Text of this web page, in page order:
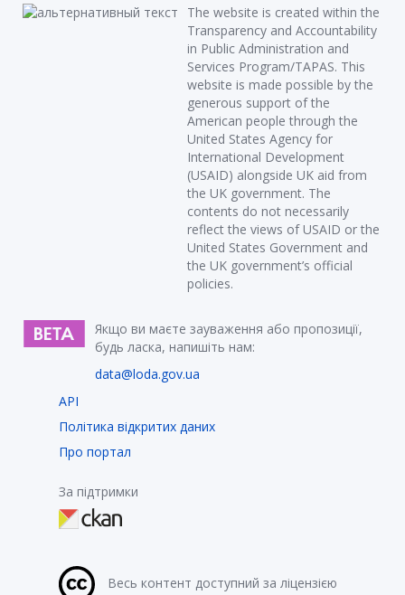
The website is created within the
Transparency and Accountability
in Public Administration and
Services Program/TAPAS. This
website is made possible by the
generous support of the
American people through the
United States Agency for
International Development
(USAID) alongside UK aid from
the UK government. The
contents do not necessarily
reflect the views of USAID or the
United States Government and
the UK government’s official
policies.
Якщо ви маєте зауваження або пропозиції,
будь ласка, напишіть нам:
data@loda.gov.ua
API
Політика відкритих даних
Про портал
За підтримки
Весь контент доступний за ліцензією